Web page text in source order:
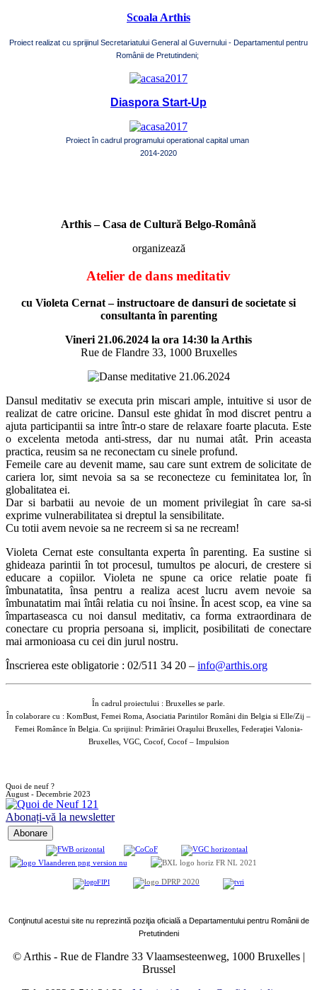
Scoala Arthis
Proiect realizat cu sprijinul Secretariatului General al Guvernului - Departamentul pentru
Românii de Pretutindeni;
Diaspora Start-Up
Proiect în cadrul programului operational capital uman
2014-2020
Arthis – Casa de Cultură Belgo-Română
organizează
Atelier de dans meditativ
cu Violeta Cernat – instructoare de dansuri de societate si
consultanta în parenting
Vineri 21.06.2024 la ora 14:30 la Arthis
Rue de Flandre 33, 1000 Bruxelles
Dansul meditativ se executa prin miscari ample, intuitive si usor de
realizat de catre oricine. Dansul este ghidat în mod discret pentru a
ajuta participantii sa intre într-o stare de relaxare foarte placuta. Este
o excelenta metoda anti-stress, dar nu numai atât. Prin aceasta
practica, reusim sa ne reconectam cu sinele profund.
Femeile care au devenit mame, sau care sunt extrem de solicitate de
cariera lor, simt nevoia sa sa se reconecteze cu feminitatea lor, în
globalitatea ei.
Dar si barbatii au nevoie de un moment privilegiat în care sa-si
exprime vulnerabilitatea si dreptul la sensibilitate.
Cu totii avem nevoie sa ne recreem si sa ne recream!
Violeta Cernat este consultanta experta în parenting. Ea sustine si
ghideaza parintii în tot procesul, tumultos pe alocuri, de crestere si
educare a copiilor. Violeta ne spune ca orice relatie poate fi
îmbunatatita, însa pentru a realiza acest lucru avem nevoie sa
îmbunatatim mai întâi relatia cu noi însine. În acest scop, ea vine sa
împartaseasca cu noi dansul meditativ, ca forma extraordinara de
conectare cu propria persoana si, implicit, posibilitati de conectare
mai armonioasa cu cei din jurul nostru.
Înscrierea este obligatorie : 02/511 34 20 – info@arthis.org
În cadrul proiectului : Bruxelles se parle.
În colaborare cu : KomBust, Femei Roma, Asociatia Parintilor Români din Belgia si Elle/Zij –
Femei Românce în Belgia. Cu sprijinul: Primăriei Oraşului Bruxelles, Federaţiei Valonia-
Bruxelles, VGC, Cocof, Cocof – Impulsion
Quoi de neuf ?
August - Decembrie 2023
Abonați-vă la newsletter
Conţinutul acestui site nu reprezintă poziţia oficială a Departamentului pentru Românii de
Pretutindeni
© Arthis -Rue de Flandre 33 Vlaamsesteenweg, 1000 Bruxelles |
Brussel